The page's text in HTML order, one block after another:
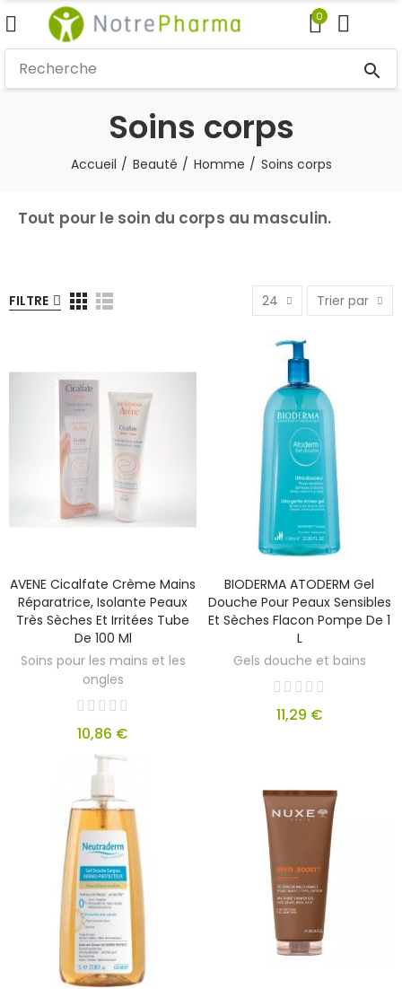
0
search
Soins corps
Accueil Beauté Homme Soins corps
Tout pour le soin du corps au masculin.
FILTRE 24 Trier par
AVENE Cicalfate Crème Mains
Réparatrice, Isolante Peaux
Très Sèches Et Irritées Tube
De 100 Ml
Soins pour les mains et les
ongles
10,86 €
BIODERMA ATODERM Gel
Douche Pour Peaux Sensibles
Et Sèches Flacon Pompe De 1
L
Gels douche et bains
11,29 €